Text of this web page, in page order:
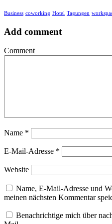
Business coworking Hotel Tagungen
Add comment
Comment
Name *
E-Mail-Adresse *
Website
Name, E-Mail-Adresse und
meinen nächsten Kommentar
Benachrichtige mich über